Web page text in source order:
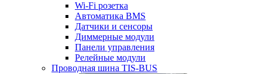
Wi-Fi розетка
Автоматика BMS
Датчики и сенсоры
Диммерные модули
Панели управления
Релейные модули
Проводная шина TIS-BUS